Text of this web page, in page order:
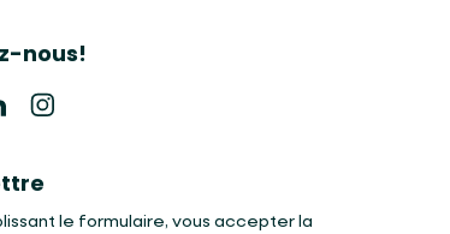
nous!
le formulaire, vous accepter la